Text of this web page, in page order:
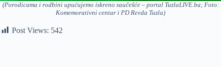
(Porodicama i rodbini upućujemo iskreno saučešće – portal TuzlaLIVE.ba; Foto:
Komemorativni centar i PD Revda Tuzla)
Post Views: 542